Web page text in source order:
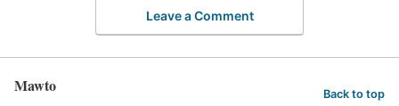
Leave a Comment
Mawto Back to top